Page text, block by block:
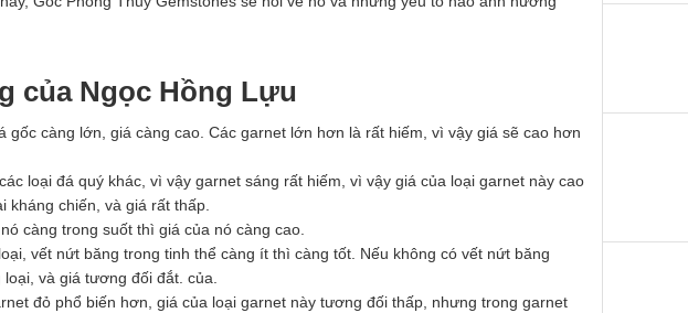
của Ngọc Hồng Lựu
càng lớn, giá càng cao. Các garnet lớn hơn là rất hiếm, vì vậy giá sẽ cao hơn
loại đá quý khác, vì vậy garnet sáng rất hiếm, vì vậy giá của loại garnet này cao
kháng chiến, và giá rất thấp.
càng trong suốt thì giá của nó càng cao.
vết nứt băng trong tinh thể càng ít thì càng tốt. Nếu không có vết nứt băng
và giá tương đối đắt. của.
đỏ phổ biến hơn, giá của loại garnet này tương đối thấp, nhưng trong garnet